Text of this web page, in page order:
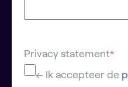
Privacy statement*
← Ik accepteer de